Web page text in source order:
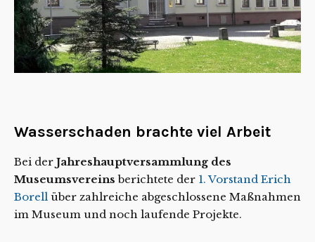
Wasserschaden brachte viel Arbeit
Bei der Jahreshauptversammlung des
Museumsvereinsberichtete der 1. Vorstand Erich
Borell über zahlreiche abgeschlossene Maßnahmen
im Museum und noch laufende Projekte.